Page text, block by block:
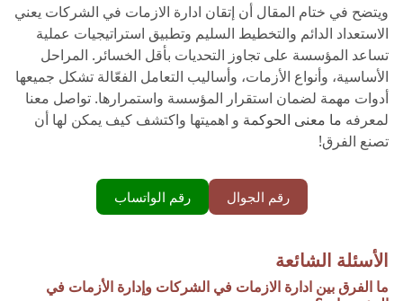
ويتضح في ختام المقال أن إتقان ادارة الازمات في الشركات يعني
الاستعداد الدائم والتخطيط السليم وتطبيق استراتيجيات عملية
تساعد المؤسسة على تجاوز التحديات بأقل الخسائر. المراحل
الأساسية، وأنواع الأزمات، وأساليب التعامل الفعّالة تشكل جميعها
أدوات مهمة لضمان استقرار المؤسسة واستمرارها. تواصل معنا
لمعرفه ما معنى الحوكمة و اهميتها واكتشف كيف يمكن لها أن
تصنع الفرق!
رقم الجوال رقم الواتساب
الأسئلة الشائعة
ما الفرق بين ادارة الازمات في الشركات وإدارة الأزمات في